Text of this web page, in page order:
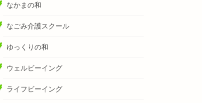
なかまの和
なごみ介護スクール
ゆっくりの和
ウェルビーイング
ライフビーイング